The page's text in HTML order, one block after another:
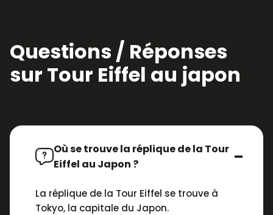
Questions / Réponses
sur Tour Eiffel au japon
Où se trouve la réplique de la Tour
Eiffel au Japon ?
La réplique de la Tour Eiffel se trouve à
Tokyo, la capitale du Japon.